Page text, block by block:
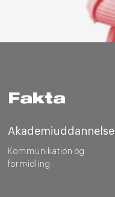
Fakta
Akademiuddannelse
Kommunikation og
formidling